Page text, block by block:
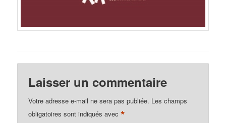
Laisser un commentaire
Votre adresse e-mail ne sera pas publiée. Les champs
obligatoires sont indiqués avec*